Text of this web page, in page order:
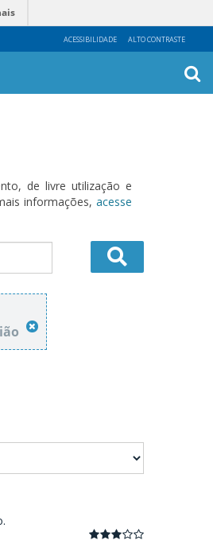
ACESSIBILIDADE ALTO CONTRASTE
de livre utilização e
informações, acesse